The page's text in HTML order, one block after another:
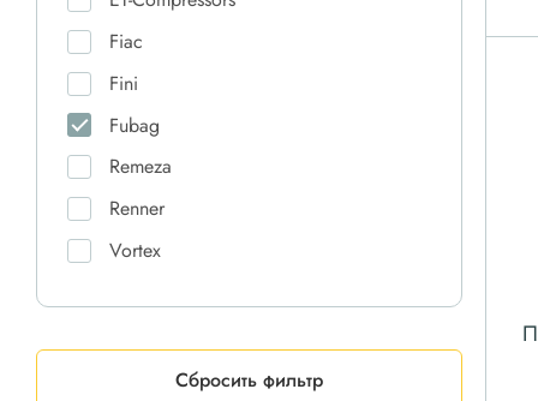
Fiac
Fini
Fubag
Remeza
Renner
Vortex
Орелкомпрессормаш
Сбросить фильтр